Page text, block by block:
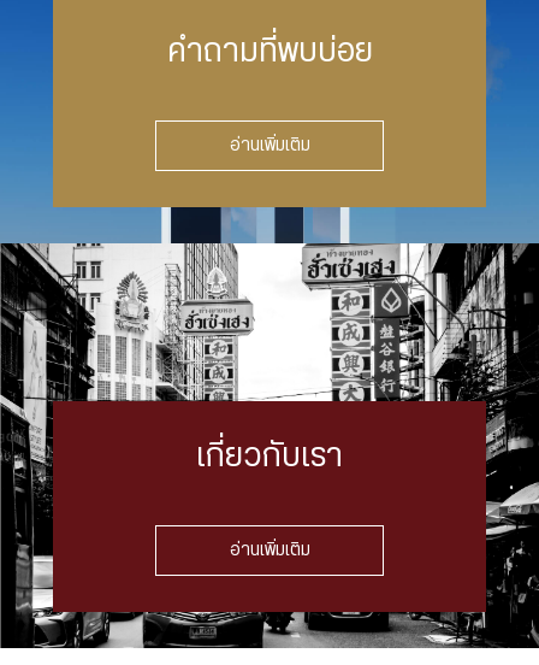
คำถามที่พบบ่อย
อ่านเพิ่มเติม
เกี่ยวกับเรา
อ่านเพิ่มเติม